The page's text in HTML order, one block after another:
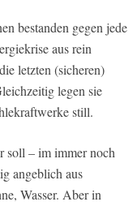
bestanden gegen jede
aus rein
letzten (sicheren)
legen sie
still.
soll – im immer noch
angeblich aus
Wasser. Aber in